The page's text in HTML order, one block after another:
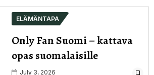
ELÄMÄNTAPA
Only Fan Suomi – kattava
opas suomalaisille
July 3, 2026